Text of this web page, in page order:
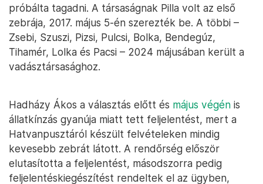
próbálta tagadni. A társaságnak Pilla volt az első
zebrája, 2017. május 5-én szerezték be. A többi –
Zsebi, Szuszi, Pizsi, Pulcsi, Bolka, Bendegúz,
Tihamér, Lolka és Pacsi – 2024 májusában került a
vadásztársasághoz.
Hadházy Ákos a választás előtt és május végén is
állatkínzás gyanúja miatt tett feljelentést, mert a
Hatvanpusztáról készült felvételeken mindig
kevesebb zebrát látott. A rendőrség először
elutasította a feljelentést, másodszorra pedig
feljelentéskiegészítést rendeltek el az ügyben,